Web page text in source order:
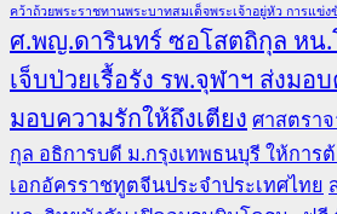
คว้าถ้วยพระราชทานพระบาทสมเด็จพระเจ้าอยู่หัว การแข่ง
ศ.พญ.ดารินทร์ ซอโสตถิกุล หน.
เจ็บป่วยเรื้อรัง รพ.จุฬาฯ ส่งมอ
มอบความรักให้ถึงเตียง ศาสตรา
กุล อธิการบดี ม.กรุงเทพธนบุรี ให้กา
เอกอัครราชทูตจีนประจำประเทศไทย